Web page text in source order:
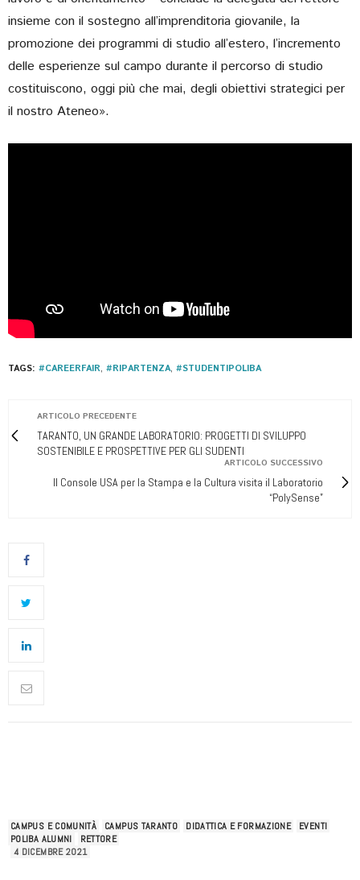
insieme con il sostegno all’imprenditoria giovanile, la
promozione dei programmi di studio all’estero, l’incremento
delle esperienze sul campo durante il percorso di studio
costituiscono, oggi più che mai, degli obiettivi strategici per
il nostro Ateneo».
Play Mute Settings
TAGS: #CAREERFAIR, #RIPARTENZA, #STUDENTIPOLIBA
ARTICOLO PRECEDENTE
TARANTO, UN GRANDE LABORATORIO: PROGETTI DI SVILUPPO
SOSTENIBILE E PROSPETTIVE PER GLI SUDENTI
ARTICOLO SUCCESSIVO
Il Console USA per la Stampa e la Cultura visita il Laboratorio
“PolySense”
CAMPUS E COMUNITÀ CAMPUS TARANTO DIDATTICA E FORMAZIONE
EVENTI
POLIBA ALUMNI
RETTORE
4 DICEMBRE 2021